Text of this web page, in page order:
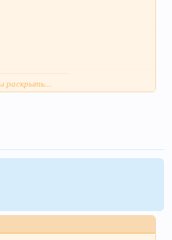
for only $1 a month